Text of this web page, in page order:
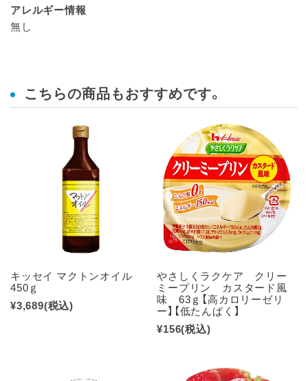
アレルギー情報
無し
こちらの商品もおすすめです。
キッセイ マクトンオイル
450ｇ
¥3,689(税込)
やさしくラクケア クリー
ミープリン カスタード風
味 63ｇ【高カロリーゼリ
ー】【低たんぱく】
¥156(税込)